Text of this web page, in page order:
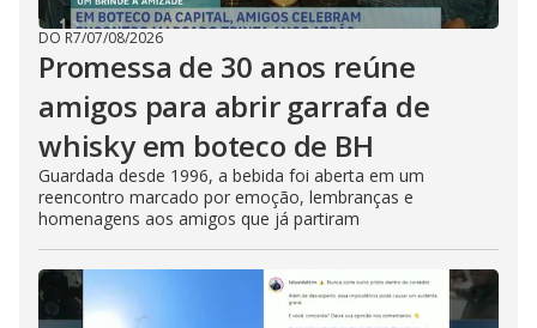
DO R7/07/08/2026
Promessa de 30 anos reúne
amigos para abrir garrafa de
whisky em boteco de BH
Guardada desde 1996, a bebida foi aberta em um
reencontro marcado por emoção, lembranças e
homenagens aos amigos que já partiram